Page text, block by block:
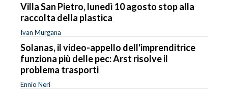
Villa San Pietro, lunedì 10 agosto stop alla
raccolta della plastica
Ivan Murgana
Solanas, il video-appello dell'imprenditrice
funziona più delle pec: Arst risolve il
problema trasporti
Ennio Neri